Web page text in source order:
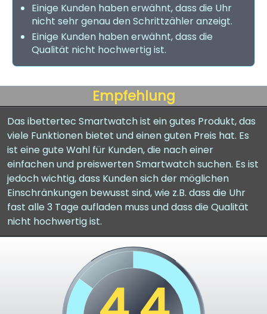
Einige Kunden haben erwähnt, dass die Uhr
nicht sehr genau den Schrittzähler anzeigt.
Einige Kunden haben erwähnt, dass die
Qualität nicht hochwertig ist.
Empfehlung
Das ibettertec Smartwatch ist ein gutes Produkt, das
viele Funktionen bietet und einen guten Preis hat. Es
ist eine gute Wahl für Kunden, die nach einer
einfachen und preiswerten Smartwatch suchen. Es ist
jedoch wichtig, dass Kunden sich der möglichen
Einschränkungen bewusst sind, wie z.B. dass die Uhr
fast alle 3 Tage aufladen muss und dass die Qualität
nicht hochwertig ist.